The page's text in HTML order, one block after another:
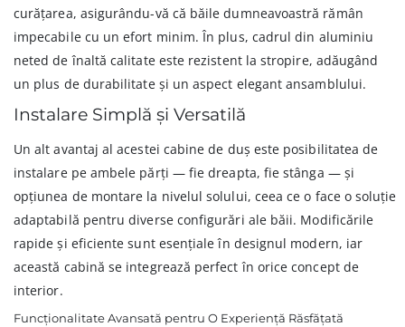
curățarea, asigurându-vă că băile dumneavoastră rămân
impecabile cu un efort minim. În plus, cadrul din aluminiu
neted de înaltă calitate este rezistent la stropire, adăugând
un plus de durabilitate și un aspect elegant ansamblului.
Instalare Simplă și Versatilă
Un alt avantaj al acestei cabine de duș este posibilitatea de
instalare pe ambele părți — fie dreapta, fie stânga — și
opțiunea de montare la nivelul solului, ceea ce o face o soluție
adaptabilă pentru diverse configurări ale băii. Modificările
rapide și eficiente sunt esențiale în designul modern, iar
această cabină se integrează perfect în orice concept de
interior.
Funcționalitate Avansată pentru O Experiență Răsfățată